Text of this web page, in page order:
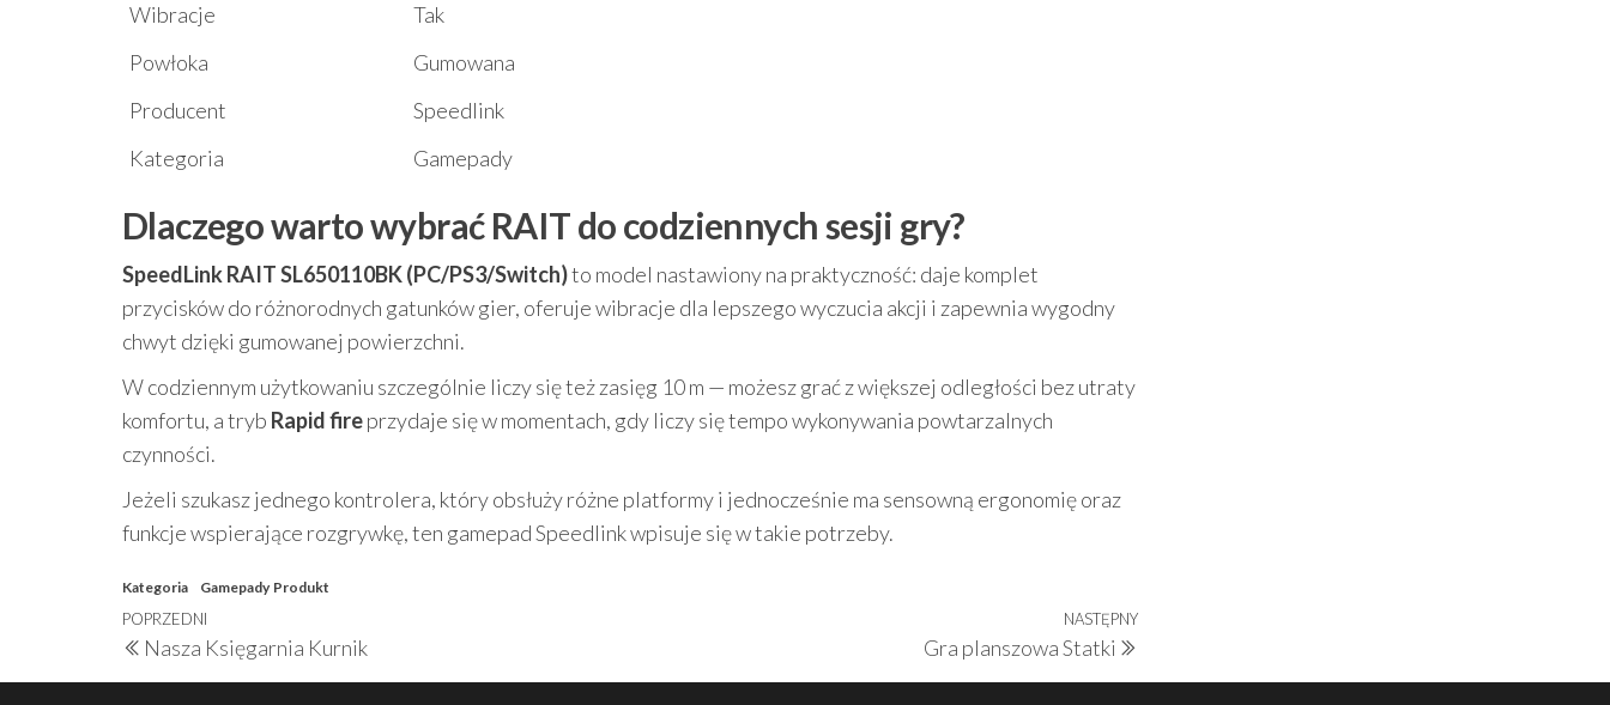
Wibracje
Tak
Powłoka
Gumowana
Producent
Speedlink
Kategoria
Gamepady
Dlaczego warto wybrać RAIT do codziennych sesji gry?
SpeedLink RAIT SL650110BK (PC/PS3/Switch)to model nastawiony na praktyczność: daje komplet
przycisków do różnorodnych gatunków gier, oferuje wibracje dla lepszego wyczucia akcji i zapewnia wygodny
chwyt dzięki gumowanej powierzchni.
W codziennym użytkowaniu szczególnie liczy się też zasięg 10 m — możesz grać z większej odległości bez utraty
komfortu, a tryb Rapid fireprzydaje się w momentach, gdy liczy się tempo wykonywania powtarzalnych
czynności.
Jeżeli szukasz jednego kontrolera, który obsłuży różne platformy i jednocześnie ma sensowną ergonomię oraz
funkcje wspierające rozgrywkę, ten gamepad Speedlink wpisuje się w takie potrzeby.
Kategoria Gamepady Produkt
Nawigacja
wpisu
Poprzedni
wpis
POPRZEDNI
Nasza Księgarnia Kurnik
Następny
NASTĘPNY
Gra planszowa Statki